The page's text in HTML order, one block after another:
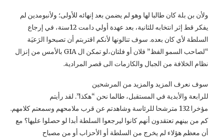
ولأن بن بلة كان طالبا لها وهو لم يضمن بعد إنهائه للأولى؛ ولأنبومدين لم
يفكر قط إثر انتخابه للثانية، بعد عهدة أولي دامت 12سنة، في إرجاع
السلطة لأي كان بعده. سوف تنالونها لأنكم اقتربتم أن تصبحوا الرَعيَة
“لصاحب السمو الفظ” فلان أو فلتان،لو تمكن ال GIA بالأمس من إنزال
نظام الخلافة من الجبال والكازمات الى قصر المرادية.
سوف نعرف المزيد والمزيد من المرشحين
للرابعة والأبدية في المستقبل، طالما نحن “هكذا”. لقد رأيتم
مؤخرا 132 مترشحا للرئاسة وشاهدتم عن قرب ملامحهم وسمعتم كلامهم.
كم من بينهم تعتقدون أنهم كانوا ليرجعوا السلطة أبدا لو حصلوا عليها؟ مع
أن معظم هؤلاء لم يخرج من السلطة أو الأحزاب أو من مصباح